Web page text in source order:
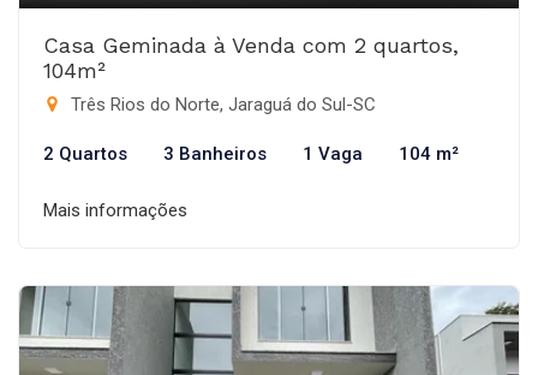
Casa Geminada à Venda com 2 quartos,
104m²
Três Rios do Norte, Jaraguá do Sul-SC
2 Quartos 3 Banheiros 1 Vaga 104 m²
Mais informações